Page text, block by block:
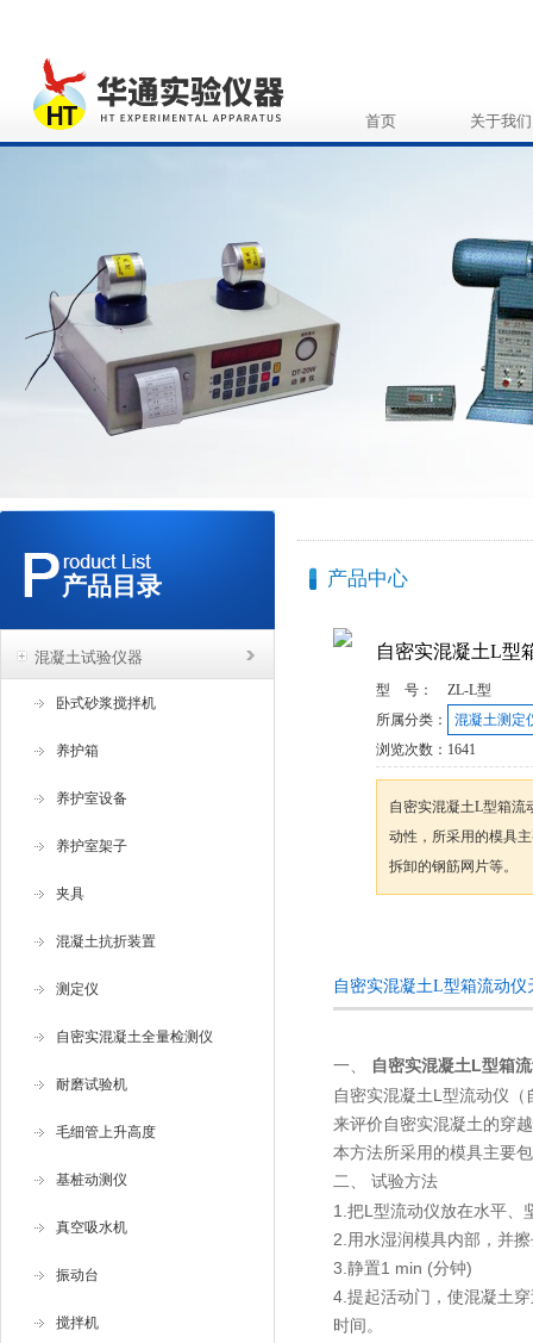
首页 关于我们
产品目录
混凝土试验仪器
卧式砂浆搅拌机
养护箱
养护室设备
养护室架子
夹具
混凝土抗折装置
测定仪
自密实混凝土全量检测仪
耐磨试验机
毛细管上升高度
基桩动测仪
真空吸水机
振动台
搅拌机
产品中心
自密实混凝土L型
型 号：
ZL-L型
所属分类：
混凝土测定
浏览次数： 1641
自密实混凝土L型箱流
动性，所采用的模具
拆卸的钢筋网片等。
自密实混凝土L型箱流动仪
一、
自密实混凝土L型箱
自密实混凝土L型流动仪
来评价自密实混凝土的穿
本方法所采用的模具主要
二、
试验方法
1.把L型流动仪放在水平、
2.用水湿润模具内部，并
3.静置1 min (分钟)
4.提起活动门，使混凝土
时间。